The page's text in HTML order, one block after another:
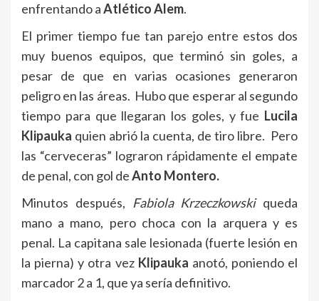
enfrentando aAtlético Alem.
El primer tiempo fue tan parejo entre estos dos
muy buenos equipos, que terminó sin goles, a
pesar de que en varias ocasiones generaron
peligro en las áreas. Hubo que esperar al segundo
tiempo para que llegaran los goles, y fue Lucila
Klipauka quien abrió la cuenta, de tiro libre. Pero
las “cerveceras” lograron rápidamente el empate
de penal, con gol deAnto Montero.
Minutos después, Fabiola Krzeczkowski queda
mano a mano, pero choca con la arquera y es
penal. La capitana sale lesionada (fuerte lesión en
la pierna) y otra vez Klipauka anotó, poniendo el
marcador 2 a 1, que ya sería definitivo.